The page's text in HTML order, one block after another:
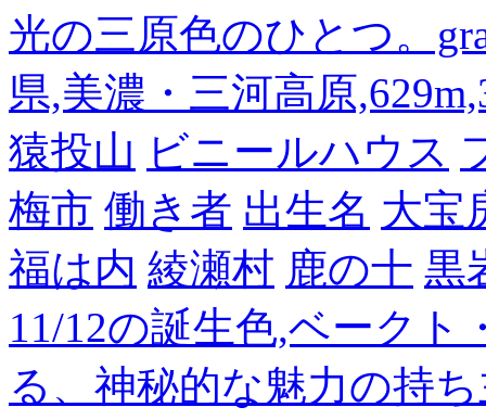
光の三原色のひとつ。
県,美濃・三河高原
猿投山 ビニールハウス
梅市 働き者 出生名 大宝
福は内 綾瀬村 鹿の十 黒
11/12の誕生色,ベーク
る、神秘的な魅力の持